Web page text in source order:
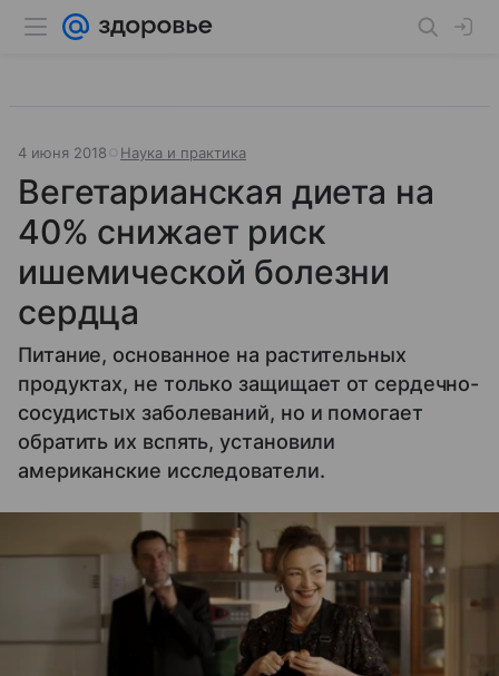
4 июня 2018 Наука и практика
Вегетарианская диета на
40% снижает риск
ишемической болезни
сердца
Питание, основанное на растительных
продуктах, не только защищает от сердечно-
сосудистых заболеваний, но и помогает
обратить их вспять, установили
американские исследователи.